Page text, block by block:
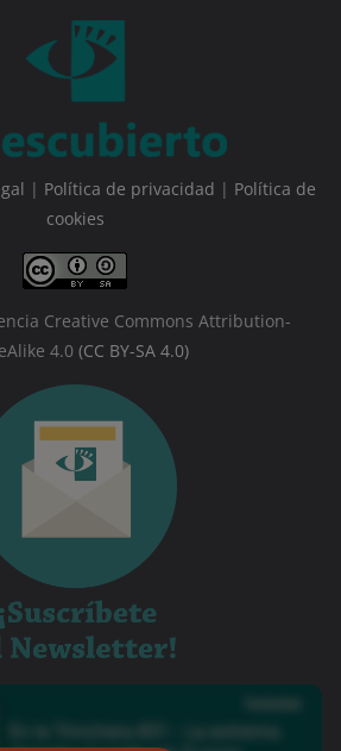
| Política de privacidad | Política de
cookies
Creative Commons Attribution-
4.0 (CC BY-SA 4.0)